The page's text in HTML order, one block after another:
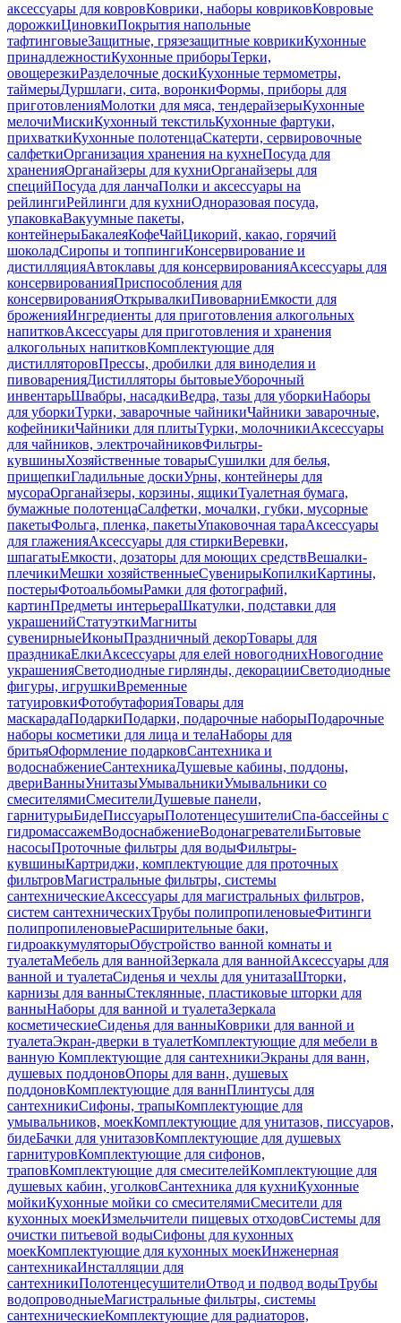
аксессуары для ковровКоврики, наборы ковриковКовровые
дорожкиЦиновкиПокрытия напольные
тафтинговыеЗащитные, грязезащитные коврикиКухонные
принадлежностиКухонные приборыТерки,
овощерезкиРазделочные доскиКухонные термометры,
таймерыДуршлаги, сита, воронкиФормы, приборы для
приготовленияМолотки для мяса, тендерайзерыКухонные
мелочиМискиКухонный текстильКухонные фартуки,
прихваткиКухонные полотенцаСкатерти, сервировочные
салфеткиОрганизация хранения на кухнеПосуда для
храненияОрганайзеры для кухниОрганайзеры для
специйПосуда для ланчаПолки и аксессуары на
рейлингиРейлинги для кухниОдноразовая посуда,
упаковкаВакуумные пакеты,
контейнерыБакалеяКофеЧайЦикорий, какао, горячий
шоколадСиропы и топпингиКонсервирование и
дистилляцияАвтоклавы для консервированияАксессуары для
консервированияПриспособления для
консервированияОткрывалкиПивоварниЕмкости для
броженияИнгредиенты для приготовления алкогольных
напитковАксессуары для приготовления и хранения
алкогольных напитковКомплектующие для
дистилляторовПрессы, дробилки для виноделия и
пивоваренияДистилляторы бытовыеУборочный
инвентарьШвабры, насадкиВедра, тазы для уборкиНаборы
для уборкиТурки, заварочные чайникиЧайники заварочные,
кофейникиЧайники для плитыТурки, молочникиАксессуары
для чайников, электрочайниковФильтры-
кувшиныХозяйственные товарыСушилки для белья,
прищепкиГладильные доскиУрны, контейнеры для
мусораОрганайзеры, корзины, ящикиТуалетная бумага,
бумажные полотенцаСалфетки, мочалки, губки, мусорные
пакетыФольга, пленка, пакетыУпаковочная тараАксессуары
для глаженияАксессуары для стиркиВеревки,
шпагатыЕмкости, дозаторы для моющих средствВешалки-
плечикиМешки хозяйственныеСувенирыКопилкиКартины,
постерыФотоальбомыРамки для фотографий,
картинПредметы интерьераШкатулки, подставки для
украшенийСтатуэткиМагниты
сувенирныеИконыПраздничный декорТовары для
праздникаЕлкиАксессуары для елей новогоднихНовогодние
украшенияСветодиодные гирлянды, декорацииСветодиодные
фигуры, игрушкиВременные
татуировкиФотобутафорияТовары для
маскарадаПодаркиПодарки, подарочные наборыПодарочные
наборы косметики для лица и телаНаборы для
бритьяОформление подарковСантехника и
водоснабжениеСантехникаДушевые кабины, поддоны,
двериВанныУнитазыУмывальникиУмывальники со
смесителямиСмесителиДушевые панели,
гарнитурыБидеПиссуарыПолотенцесушителиСпа-бассейны с
гидромассажемВодоснабжениеВодонагревателиБытовые
насосыПроточные фильтры для водыФильтры-
кувшиныКартриджи, комплектующие для проточных
фильтровМагистральные фильтры, системы
сантехническиеАксессуары для магистральных фильтров,
систем сантехническихТрубы полипропиленовыеФитинги
полипропиленовыеРасширительные баки,
гидроаккумуляторыОбустройство ванной комнаты и
туалетаМебель для ваннойЗеркала для ваннойАксессуары для
ванной и туалетаСиденья и чехлы для унитазаШторки,
карнизы для ванныСтеклянные, пластиковые шторки для
ванныНаборы для ванной и туалетаЗеркала
косметическиеСиденья для ванныКоврики для ванной и
туалетаЭкран-дверки в туалетКомплектующие для мебели в
ванную Комплектующие для сантехникиЭкраны для ванн,
душевых поддоновОпоры для ванн, душевых
поддоновКомплектующие для ваннПлинтусы для
сантехникиСифоны, трапыКомплектующие для
умывальников, моекКомплектующие для унитазов, писсуаров,
бидеБачки для унитазовКомплектующие для душевых
гарнитуровКомплектующие для сифонов,
траповКомплектующие для смесителейКомплектующие для
душевых кабин, уголковСантехника для кухниКухонные
мойкиКухонные мойки со смесителямиСмесители для
кухонных моекИзмельчители пищевых отходовСистемы для
очистки питьевой водыСифоны для кухонных
моекКомплектующие для кухонных моекИнженерная
сантехникаИнсталляции для
сантехникиПолотенцесушителиОтвод и подвод водыТрубы
водопроводныеМагистральные фильтры, системы
сантехническиеКомплектующие для радиаторов,